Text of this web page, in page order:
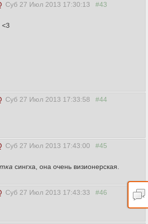
Суб 27 Июл 2013 17:30:13
#43
<3
Суб 27 Июл 2013 17:33:58
#44
Суб 27 Июл 2013 17:43:00
#45
сингха, она очень визионерская.
Суб 27 Июл 2013 17:43:33
#46